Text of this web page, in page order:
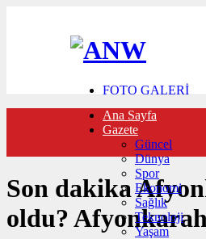
FOTO GALERİ
TRAFİK DURUMU
NÖBETÇİ
CANLI
HABER GÖNDER
BURÇLAR
İLETİŞİM
Ana Sayfa
Gazete
Güncel
Dünya
Spor
Ekonomi
Sağlık
Teknoloji
Yaşam
Son dakika
oldu?